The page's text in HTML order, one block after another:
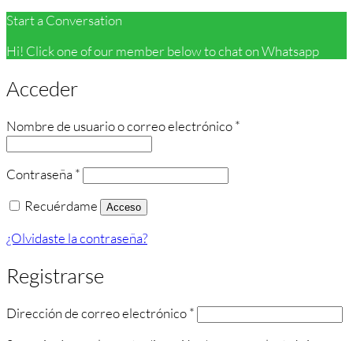
Start a Conversation
Hi! Click one of our member below to chat on Whatsapp
Acceder
Nombre de usuario o correo electrónico*
Contraseña*Obligatorio
Recuérdame
Acceso
¿Olvidaste la contraseña?
Registrarse
Dirección de correo electrónico*Obligatorio